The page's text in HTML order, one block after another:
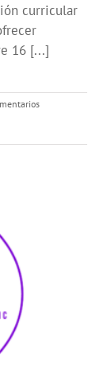
curricular
16 [...]